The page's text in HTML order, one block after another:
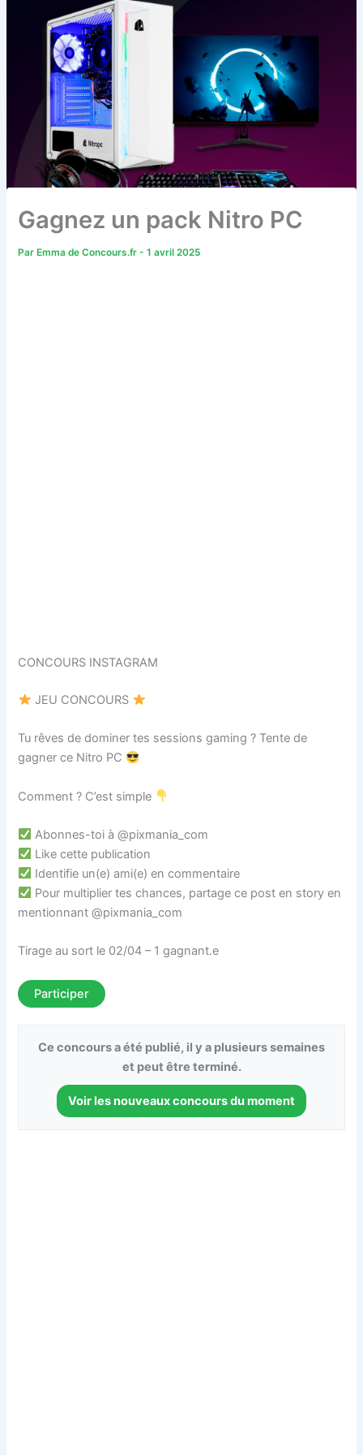
Gagnez un pack Nitro PC
ParEmma de Concours.fr-1 avril 2025
CONCOURS INSTAGRAM
JEU CONCOURS
Tu rêves de dominer tes sessions gaming ? Tente de
gagner ce Nitro PC
Comment ? C’est simple
Abonnes-toi à @pixmania_com
Like cette publication
Identifie un(e) ami(e) en commentaire
Pour multiplier tes chances, partage ce post en story en
mentionnant @pixmania_com
Tirage au sort le 02/04 – 1 gagnant.e
Participer
Ce concours a été publié, il y a plusieurs semaines
et peut être terminé.
Voir les nouveaux concours du moment